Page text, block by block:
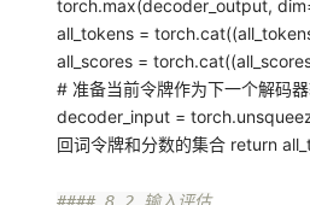
torch.max(decoder_output,
all_tokens =
all_scores =
# 准备当前令牌作为下一个解码器
decoder_input =
回词令牌和分数的集合 return